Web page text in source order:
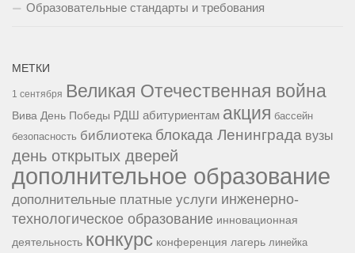
Образовательные стандарты и требования
МЕТКИ
1 сентября Великая Отечественная война
Вива День Победы РДШ абитуриентам акция бассейн
безопасность библиотека блокада Ленинграда вузы
день открытых дверей
дополнительное образование
дополнительные платные услуги инженерно-
технологическое образование инновационная
деятельность конкурс конференция лагерь линейка